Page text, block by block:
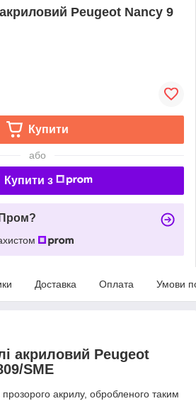
Peugeot Nancy 9
Купити
або
Купити з
Доставка Оплата Умови
акриловий Peugeot
SME
акрилу, обробленого таким